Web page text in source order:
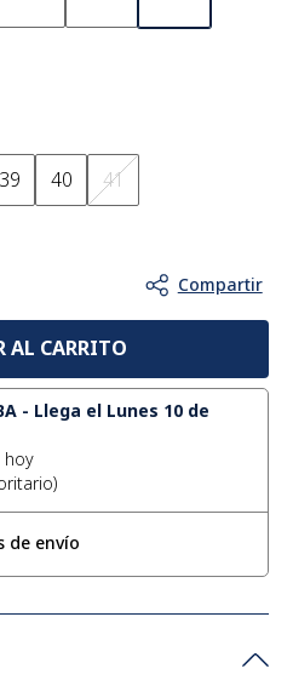
39 40 41
AL CARRITO
- Llega el Lunes 10 de
hoy
de envío